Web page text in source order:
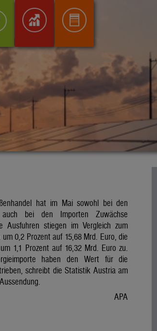
hat im Mai sowohl bei den
bei den Importen Zuwächse
Ausfuhren stiegen im Vergleich zum
0,2 Prozent auf 15,68 Mrd. Euro, die
1,1 Prozent auf 16,32 Mrd. Euro zu.
haben den Wert für die
schreibt die Statistik Austria am
APA